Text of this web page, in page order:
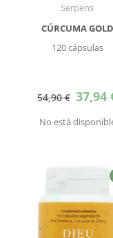
Serpens
CÚRCUMA GOLD
120 cápsulas
54,90 € Precio
especial
37,94
No está